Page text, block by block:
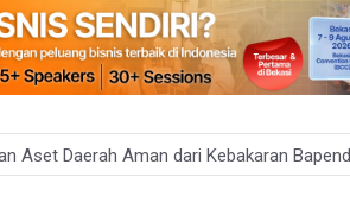
Aset Daerah Aman dari Kebakaran
Dongkrak Optimisme Pasar, Ekonom